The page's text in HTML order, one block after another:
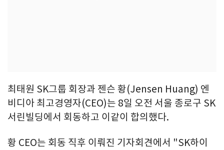
최태원 SK그룹 회장과 젠슨 황(Jensen Huang) 엔
비디아 최고경영자(CEO)는 8일 오전 서울 종로구 SK
서린빌딩에서 회동하고 이같이 합의했다.
황 CEO는 회동 직후 이뤄진 기자회견에서 "SK하이